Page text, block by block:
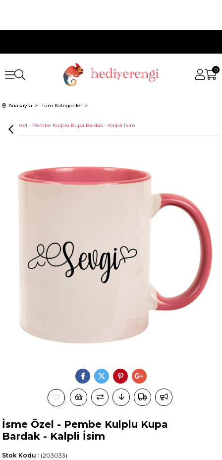
0
Anasayfa Tüm Kategoriler
İsme Özel - Pembe Kulplu Kupa Bardak - Kalpli İsim
İsme Özel - Pembe Kulplu Kupa
Bardak - Kalpli İsim
(203033)
Stok Kodu